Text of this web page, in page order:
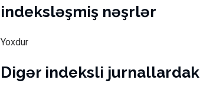
indeksləşmiş nəşrlər
Yoxdur
Digər indeksli